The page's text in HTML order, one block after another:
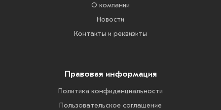
О компании
Новости
Контакты и реквизиты
Правовая информация
Политика конфиденциальности
Пользовательское соглашение